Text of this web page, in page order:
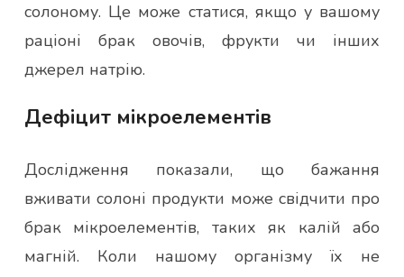
солоному. Це може статися, якщо у вашому
раціоні брак овочів, фрукти чи інших
джерел натрію.
Дефіцит мікроелементів
Дослідження показали, що бажання
вживати солоні продукти може свідчити про
брак мікроелементів, таких як калій або
магній. Коли нашому організму їх не